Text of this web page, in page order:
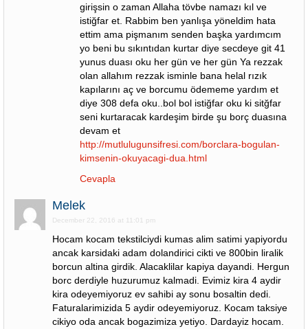
girişsin o zaman Allaha tövbe namazı kıl ve
istiğfar et. Rabbim ben yanlışa yöneldim hata
ettim ama pişmanım senden başka yardımcım
yo beni bu sıkıntıdan kurtar diye secdeye git 41
yunus duası oku her gün ve her gün Ya rezzak
olan allahım rezzak isminle bana helal rızık
kapılarını aç ve borcumu ödememe yardım et
diye 308 defa oku..bol bol istiğfar oku ki sitğfar
seni kurtaracak kardeşim birde şu borç duasına
devam et
http://mutlulugunsifresi.com/borclara-bogulan-
kimsenin-okuyacagi-dua.html
Cevapla
Melek
December 22, 2016 at 11:01 pm
Hocam kocam tekstilciydi kumas alim satimi yapiyordu
ancak karsidaki adam dolandirici cikti ve 800bin liralik
borcun altina girdik. Alacaklilar kapiya dayandi. Hergun
borc derdiyle huzurumuz kalmadi. Evimiz kira 4 aydir
kira odeyemiyoruz ev sahibi ay sonu bosaltin dedi.
Faturalarimizida 5 aydir odeyemiyoruz. Kocam taksiye
cikiyo oda ancak bogazimiza yetiyo. Dardayiz hocam.